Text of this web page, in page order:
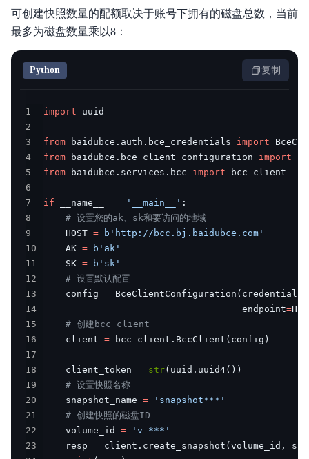
快速入门
操作指南
典型实践
API参考
Java-SDK
Python-SDK
Python3-SDK
Go-SDK
云助手API参考
云助手SDK参考
运维参考
常见问题
故障处理
可创建快照数量的配额取决于账号下拥有的磁盘总数，当前
最多为磁盘数量乘以8：
Python 复制
1 import
2
3
from baidubce . auth . bce_credentials import
4
from baidubce . bce_client_configuration import
5
from baidubce . services . bcc import
6
7
if __name__ == '__main__' :
8
# 设置您的ak、sk和要访问的地域
9
    HOST
=
b'http://bcc.bj.baidubce.com'
10
    AK
=
b'ak'
11
    SK
=
b'sk'
12
# 设置默认配置
13
    config
= BceClientConfiguration ( credentials
14
                                    endpoint
=
15
# 创建bcc client
16
    client
= bcc_client . BccClient ( config )
17
18
    client_token
= str( uuid . uuid4( ) )
19
# 设置快照名称
20
    snapshot_name
=
'snapshot***'
21
# 创建快照的磁盘ID
22
    volume_id
=
'v-***'
23
    resp
= client . create_snapshot (volume_id ,